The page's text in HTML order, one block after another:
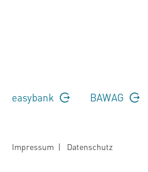
easybank BAWAG
Impressum | Datenschutz